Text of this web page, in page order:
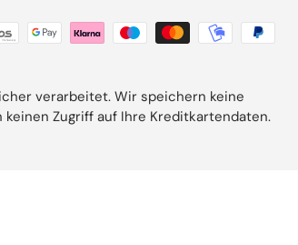
verarbeitet. Wir speichern keine
Zugriff auf Ihre Kreditkartendaten.